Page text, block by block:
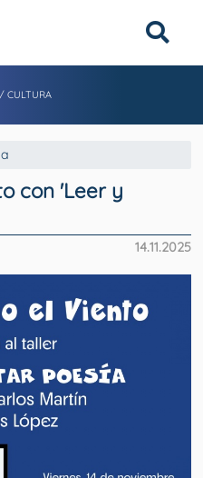
CULTURA
con 'Leer y
14.11.2025